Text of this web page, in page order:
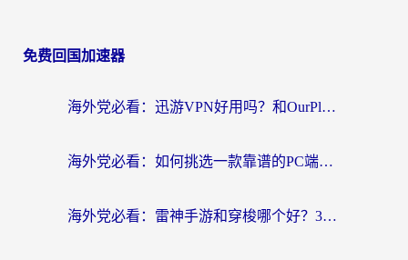
免费回国加速器
海外党必看：迅游VPN好用吗？和OurPlay VPN对比哪个回国效果更好？附真实体验测评
海外党必看：如何挑选一款靠谱的PC端VPN，让回国冲浪不再卡顿
海外党必看：雷神手游和穿梭哪个好？3步教你选对回国加速器（附实测对比）